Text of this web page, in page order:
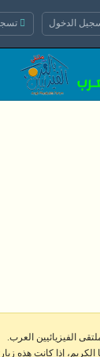
الدخول
الفيزيائيين العرب.
الكريم، إذا كانت هذه